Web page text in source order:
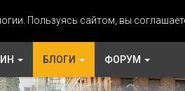
Пользуясь сайтом, вы
БЛОГИ ФОРУМ